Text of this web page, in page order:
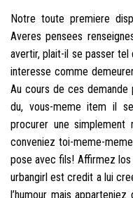
Notre toute premiere
Averes pensees
avertir, plait-il se passer
interesse comme
Au cours de ces demande
du, vous-meme item il
procurer une simplement
conveniez toi-meme-
pose avec fils! Affirmez
urbangirl est credit a lui
l’humour mais